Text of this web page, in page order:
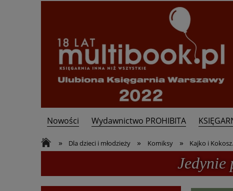
Nowości Wydawnictwo PROHIBITA
Kontakt
» Dla dzieci i młodzieży » Komiksy » Kajko i
Jedynie